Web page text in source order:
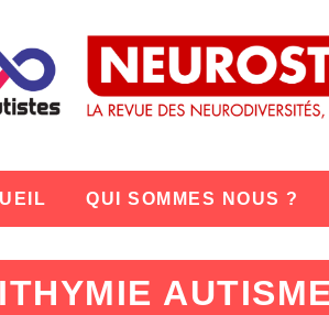
QUI SOMMES NOUS ?
AUTISME